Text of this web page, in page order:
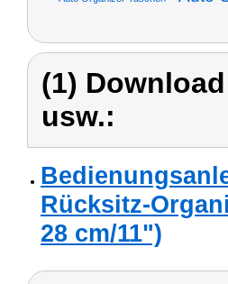
(1)
usw.:
Rücksitz-
28 cm/11")